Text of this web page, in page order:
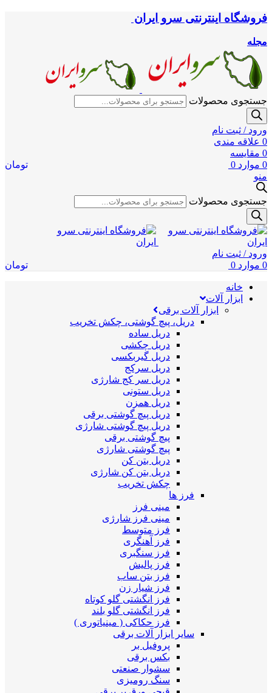
فروشگاه اینترنتی سرو ایران
مجله
جستجوی محصولات
ورود / ثبت نام
0 علاقه مندی
0 مقایسه
0 موارد 0
تومان
منو
جستجوی محصولات
ورود / ثبت نام
0 موارد 0 تومان
خانه
ابزار آلات
ابزار آلات برقی
دریل، پیچ گوشتی، چکش تخریب
دریل ساده
دریل چکشی
دریل گیربکسی
دریل سرکج
دریل سر کج شارژی
دریل ستونی
دریل همزن
دریل پیچ گوشتی برقی
دریل پیچ گوشتی شارژی
پیچ گوشتی برقی
پیچ گوشتی شارژی
دریل بتن کن
دریل بتن کن شارژی
چکش تخریب
فرز ها
مینی فرز
مینی فرز شارژی
فرز متوسط
فرز آهنگری
فرز سنگبری
فرز پالیش
فرز بتن ساب
فرز شیار زن
فرز انگشتی گلو کوتاه
فرز انگشتی گلو بلند
فرز حکاکی ( مینیاتوری )
سایر ابزار آلات برقی
پروفیل بر
بکس برقی
سشوار صنعتی
سنگ رومیزی